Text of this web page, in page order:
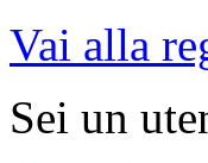
Vai alla
Sei un